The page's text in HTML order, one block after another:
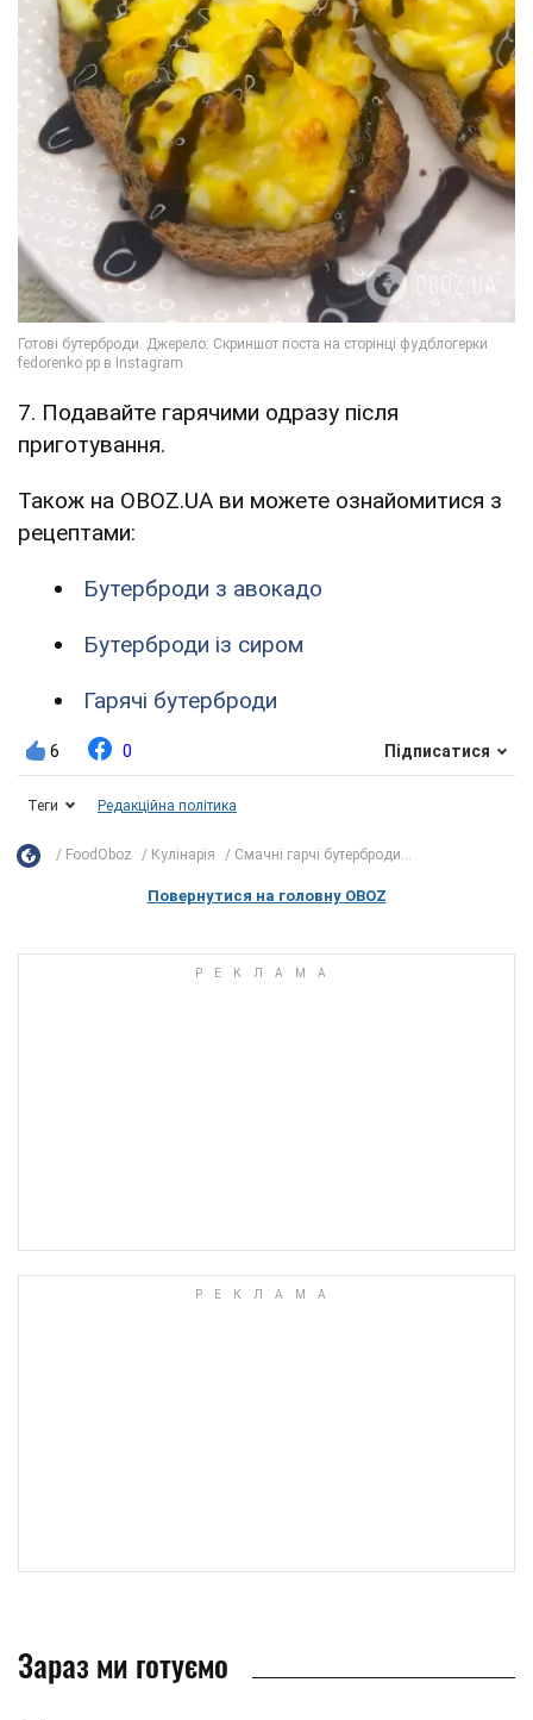
7. Подавайте гарячими одразу після
приготування.
Також на OBOZ.UA ви можете ознайомитися з
рецептами:
Бутерброди з авокадо
Бутерброди із сиром
Гарячі бутерброди
6 0 Підписатися
Теги Редакційна політика
FoodOboz Кулінарія Смачні гарчі бутерброди...
Повернутися на головну OBOZ
Зараз ми готуємо